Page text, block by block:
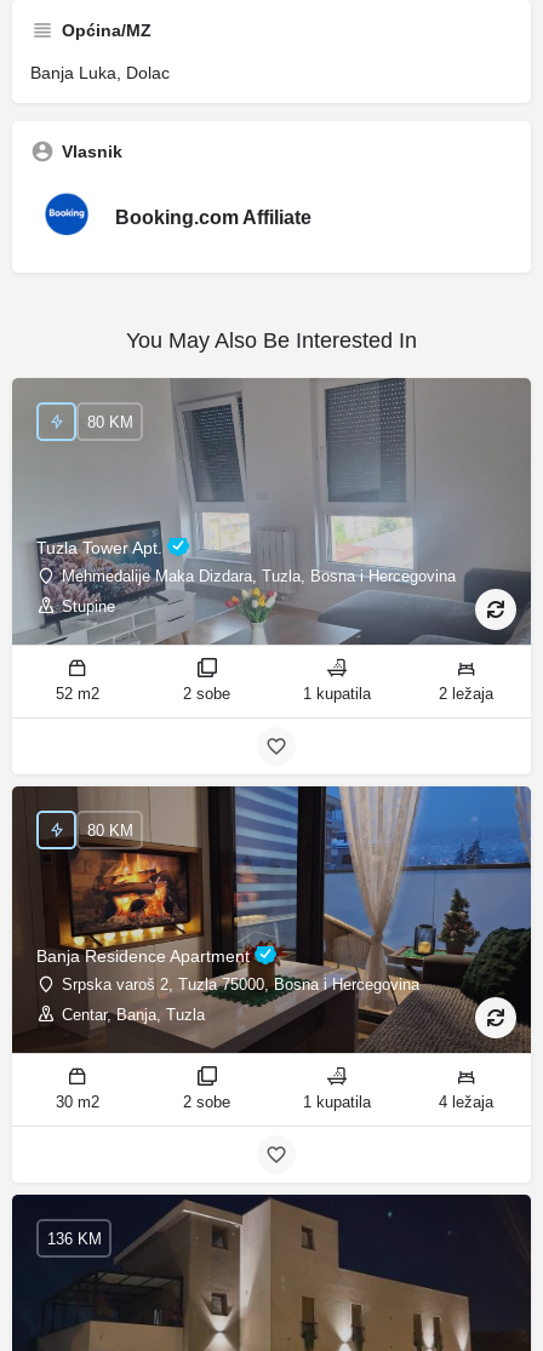
Općina/MZ
Banja Luka, Dolac
Vlasnik
Booking.com Affiliate
You May Also Be Interested In
Tuzla Tower Apt.
Mehmedalije Maka Dizdara, Tuzla, Bosna i Hercegovina
Stupine
80 KM
52 m2 2 sobe 1 kupatila 2 ležaja
Banja Residence Apartment
Srpska varoš 2, Tuzla 75000, Bosna i Hercegovina
Centar, Banja, Tuzla
80 KM
30 m2 2 sobe 1 kupatila 4 ležaja
136 KM